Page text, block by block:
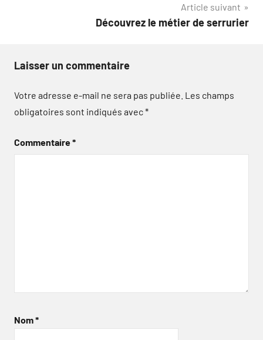
Article suivant
Découvrez le métier de serrurier
Laisser un commentaire
Votre adresse e-mail ne sera pas publiée. Les champs
obligatoires sont indiqués avec*
Commentaire*
Nom*